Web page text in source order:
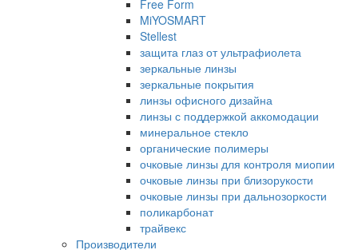
Free Form
MiYOSMART
Stellest
защита глаз от ультрафиолета
зеркальные линзы
зеркальные покрытия
линзы офисного дизайна
линзы с поддержкой аккомодации
минеральное стекло
органические полимеры
очковые линзы для контроля миопии
очковые линзы при близорукости
очковые линзы при дальнозоркости
поликарбонат
трайвекс
Производители